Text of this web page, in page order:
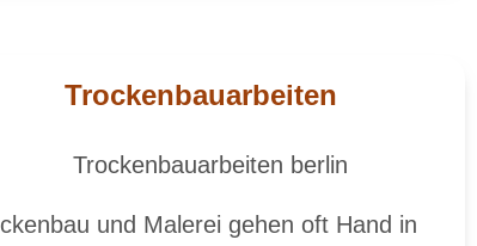
Trockenbauarbeiten
und Malerei gehen oft Hand in